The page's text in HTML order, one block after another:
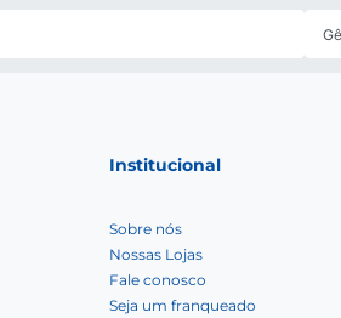
Institucional
Sobre nós
Nossas Lojas
Fale conosco
Seja um franqueado